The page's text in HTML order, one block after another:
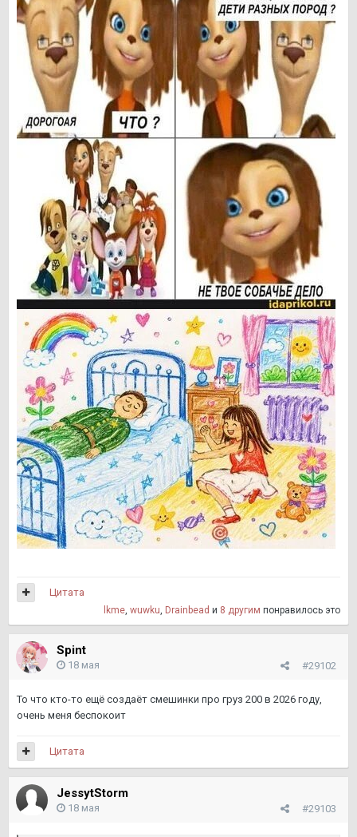
lkme, wuwku, Drainbead и 8 другим понравилось это
Цитата
Spint
#29102
18 мая
То что кто-то ещё создаёт смешинки про груз 200 в 2026 году,
очень меня беспокоит
Цитата
JessytStorm
#29103
18 мая